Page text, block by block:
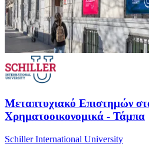
Μεταπτυχιακό Επιστημών
Χρηματοοικονομικά - Τάμπα
Schiller International University